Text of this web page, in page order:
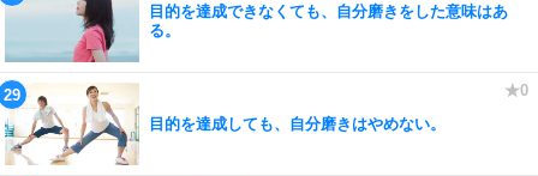
目的を達成できなくても、自分磨きをした意味はあ
る。
目的を達成しても、自分磨きはやめない。